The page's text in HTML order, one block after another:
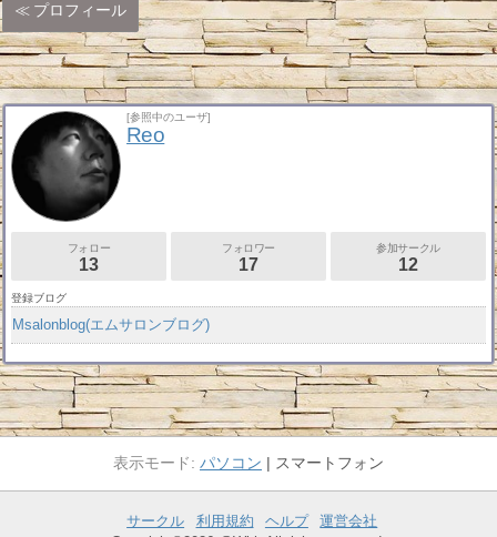
プロフィール
[参照中のユーザ]
Reo
フォロー
13
フォロワー
17
参加サークル
12
登録ブログ
Msalonblog(エムサロンブログ)
パソコン スマートフォン
サークル 利用規約 ヘルプ
運営会社